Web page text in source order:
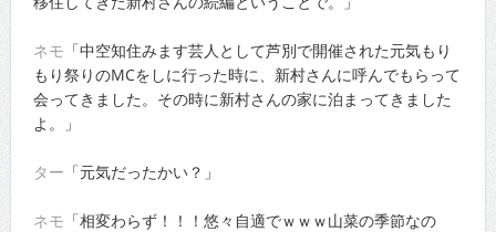
ネモ 「中空知住みます芸人として芦別で開催された元気もり
もり祭りのMCをしに行った時に、新村さんに呼んでもらって
会ってきました。その時に新村さんの家に泊まってきました
よ。」
ター 「元気だったかい？」
ネモ 「相変わらず！！！悠々自適でｗｗｗ山菜の季節なの